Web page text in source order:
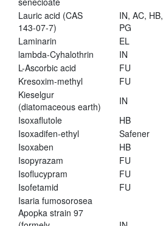
Lauric acid (CAS
143-07-7)
IN, AC, HB,
PG
Laminarin
EL
lambda-Cyhalothrin
IN
L-Ascorbic acid
FU
Kresoxim-methyl
FU
Kieselgur
(diatomaceous earth)
IN
Isoxaflutole
HB
Isoxadifen-ethyl
Safener
Isoxaben
HB
Isopyrazam
FU
Isoflucypram
FU
Isofetamid
FU
Isaria fumosorosea
Apopka strain 97